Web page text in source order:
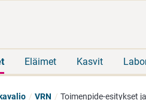
Eläimet Kasvit
VRN Toimenpide-esitykset